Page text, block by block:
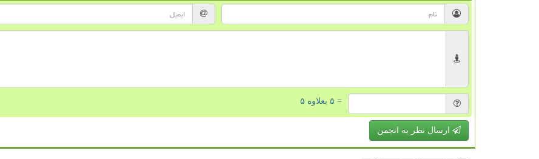
= ۵ بعلاوه ۵
ارسال نظر به انجمن